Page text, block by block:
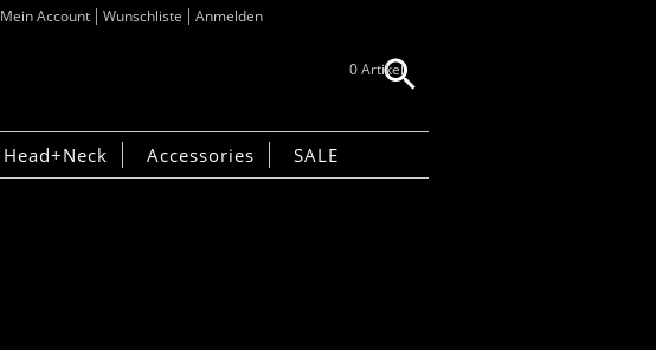
Mein Account Wunschliste Anmelden
0 Artikel
Head+Neck Accessories SALE